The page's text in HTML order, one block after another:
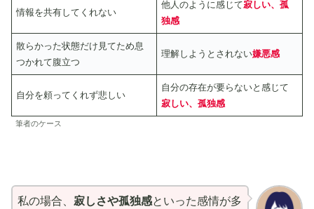
情報を共有してくれない
他人のように感じて寂しい、孤
独感
散らかった状態だけ見てため息
つかれて腹立つ
理解しようとされない嫌悪感
自分を頼ってくれず悲しい
自分の存在が要らないと感じて
寂しい、孤独感
筆者のケース
私の場合、 寂しさや孤独感といった感情が多